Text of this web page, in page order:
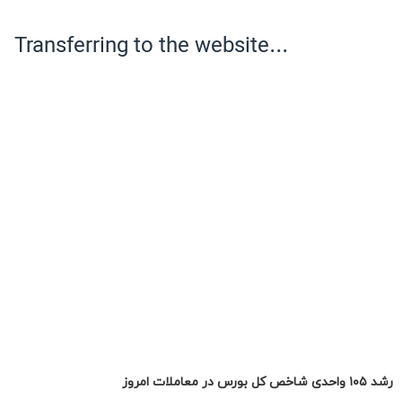
رشد ۱۰۵ واحدی شاخص کل بورس در معاملات امروز